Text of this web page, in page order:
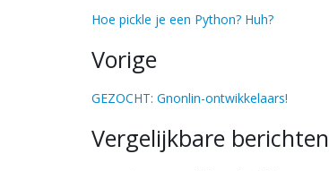
Hoe pickle je een Python? Huh?
Vorige
GEZOCHT: Gnonlin-ontwikkelaars!
Vergelijkbare berichten